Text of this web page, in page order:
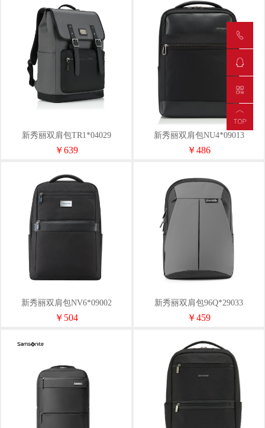
新秀丽双肩包TR1*04029
￥639
新秀丽双肩包NU4*09013
￥486
新秀丽双肩包NV6*09002
￥504
新秀丽双肩包96Q*29033
￥459